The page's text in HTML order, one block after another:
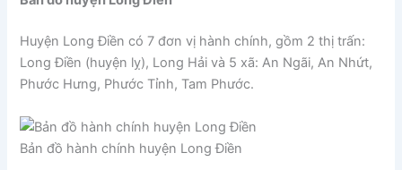
Huyện Long Điền có 7 đơn vị hành chính, gồm 2 thị trấn:
Long Điền (huyện lỵ), Long Hải và 5 xã: An Ngãi, An Nhứt,
Phước Hưng, Phước Tỉnh, Tam Phước.
Bản đồ hành chính huyện Long Điền